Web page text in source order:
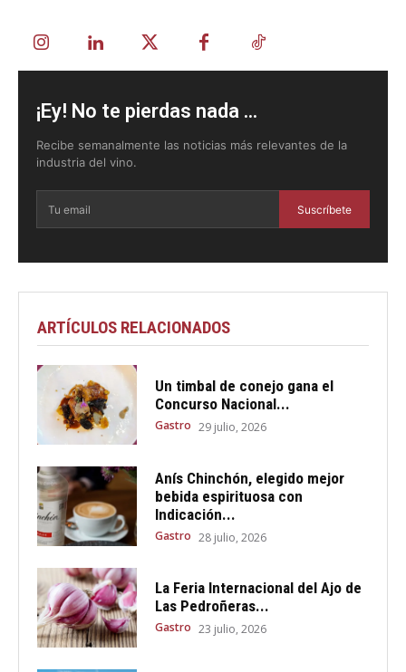
¡Ey! No te pierdas nada ...
Recibe semanalmente las noticias más relevantes de la
industria del vino.
Suscríbete
ARTÍCULOS RELACIONADOS
Un timbal de conejo gana el
Concurso Nacional...
Gastro 29 julio, 2026
Anís Chinchón, elegido mejor
bebida espirituosa con
Indicación...
Gastro 28 julio, 2026
La Feria Internacional del Ajo de
Las Pedroñeras...
Gastro 23 julio, 2026